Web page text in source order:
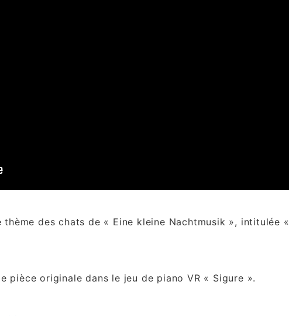
des chats de « Eine kleine Nachtmusik », intitulée «
pièce originale dans le jeu de piano VR « Sigure ».